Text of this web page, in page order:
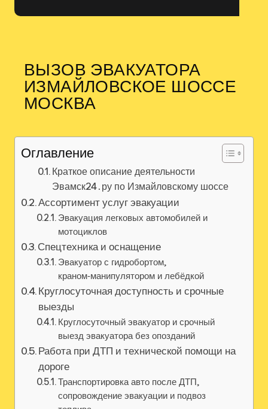
ВЫЗОВ ЭВАКУАТОРА
ИЗМАЙЛОВСКОЕ ШОССЕ
МОСКВА
Оглавление
Краткое описание деятельности
Эвамск24․ру по Измайловскому шоссе
Ассортимент услуг эвакуации
Эвакуация легковых автомобилей и
мотоциклов
Спецтехника и оснащение
Эвакуатор с гидробортом,
краном‑манипулятором и лебёдкой
Круглосуточная доступность и срочные
выезды
Круглосуточный эвакуатор и срочный
выезд эвакуатора без опозданий
Работа при ДТП и технической помощи на
дороге
Транспортировка авто после ДТП,
сопровождение эвакуации и подвоз